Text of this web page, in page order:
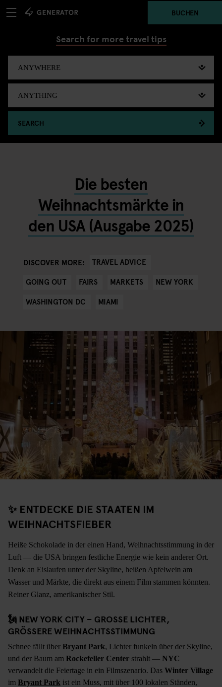
BUCHEN
Search for more travel tips
SEARCH
Die besten
Weihnachtsmärkte in
den USA (Ausgabe 2025)
DISCOVER MORE:
TRAVEL ADVICE
GOING OUT
FAIRS MARKETS
NEW YORK
WASHINGTON DC
MIAMI
✨ ENTDECKE DIE STAATEN IM
WEIHNACHTSFIEBER
Heiße Schokolade in der einen Hand, Weihnachtsstimmung in der
Luft — die USA bringen festliche Energie wie kein anderer Ort.
Denk an Eislaufen unter der Skyline, heißen Apfelwein am
Wasser und Märkte, die direkt aus einem Film stammen könnten.
Reiner Glanz, amerikanischer Stil.
🗽 NEW YORK CITY – GROSSE LICHTER, G
RÖSSERE WEIHNACHTSSTIMMUNG
Schnee fällt über Bryant Park, Lichter funkeln über der Skyline,
und der Baum am Rockefeller Center strahlt — NYC
verwandelt die Feiertage in ein Filmszenario. Das Winter Village
im Bryant Park ist ein Muss, mit über 100 lokalen Ständen,